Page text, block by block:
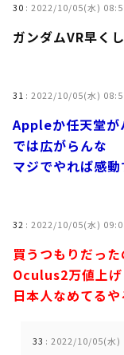
30 : 2022/10/05(水)
ガンダムVR早く
31 : 2022/10/05(水)
Appleか任天堂が
では広がらんな
マジでやれば感
32 : 2022/10/05(水)
買うつもりだっ
Oculus2万値上げ
日本人なめてる
33 : 2022/10/05(水)